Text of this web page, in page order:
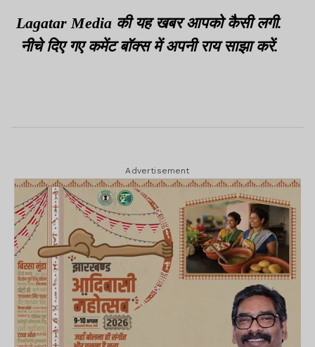
सीलबंद रिपोर्ट मांगी
Lagatar Media की यह खबर आपको कैसी लगी.
नीचे दिए गए कमेंट बॉक्स में अपनी राय साझा करें.
Advertisement